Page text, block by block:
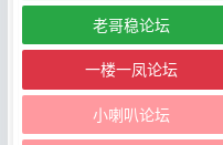
老哥稳论坛
一楼一凤论坛
小喇叭论坛